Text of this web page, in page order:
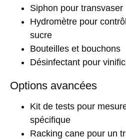
Siphon pour transvaser
Hydromètre pour
sucre
Bouteilles et bouchons
Désinfectant pour
Options avancées
Kit de tests pour
spécifique
Racking cane pour un